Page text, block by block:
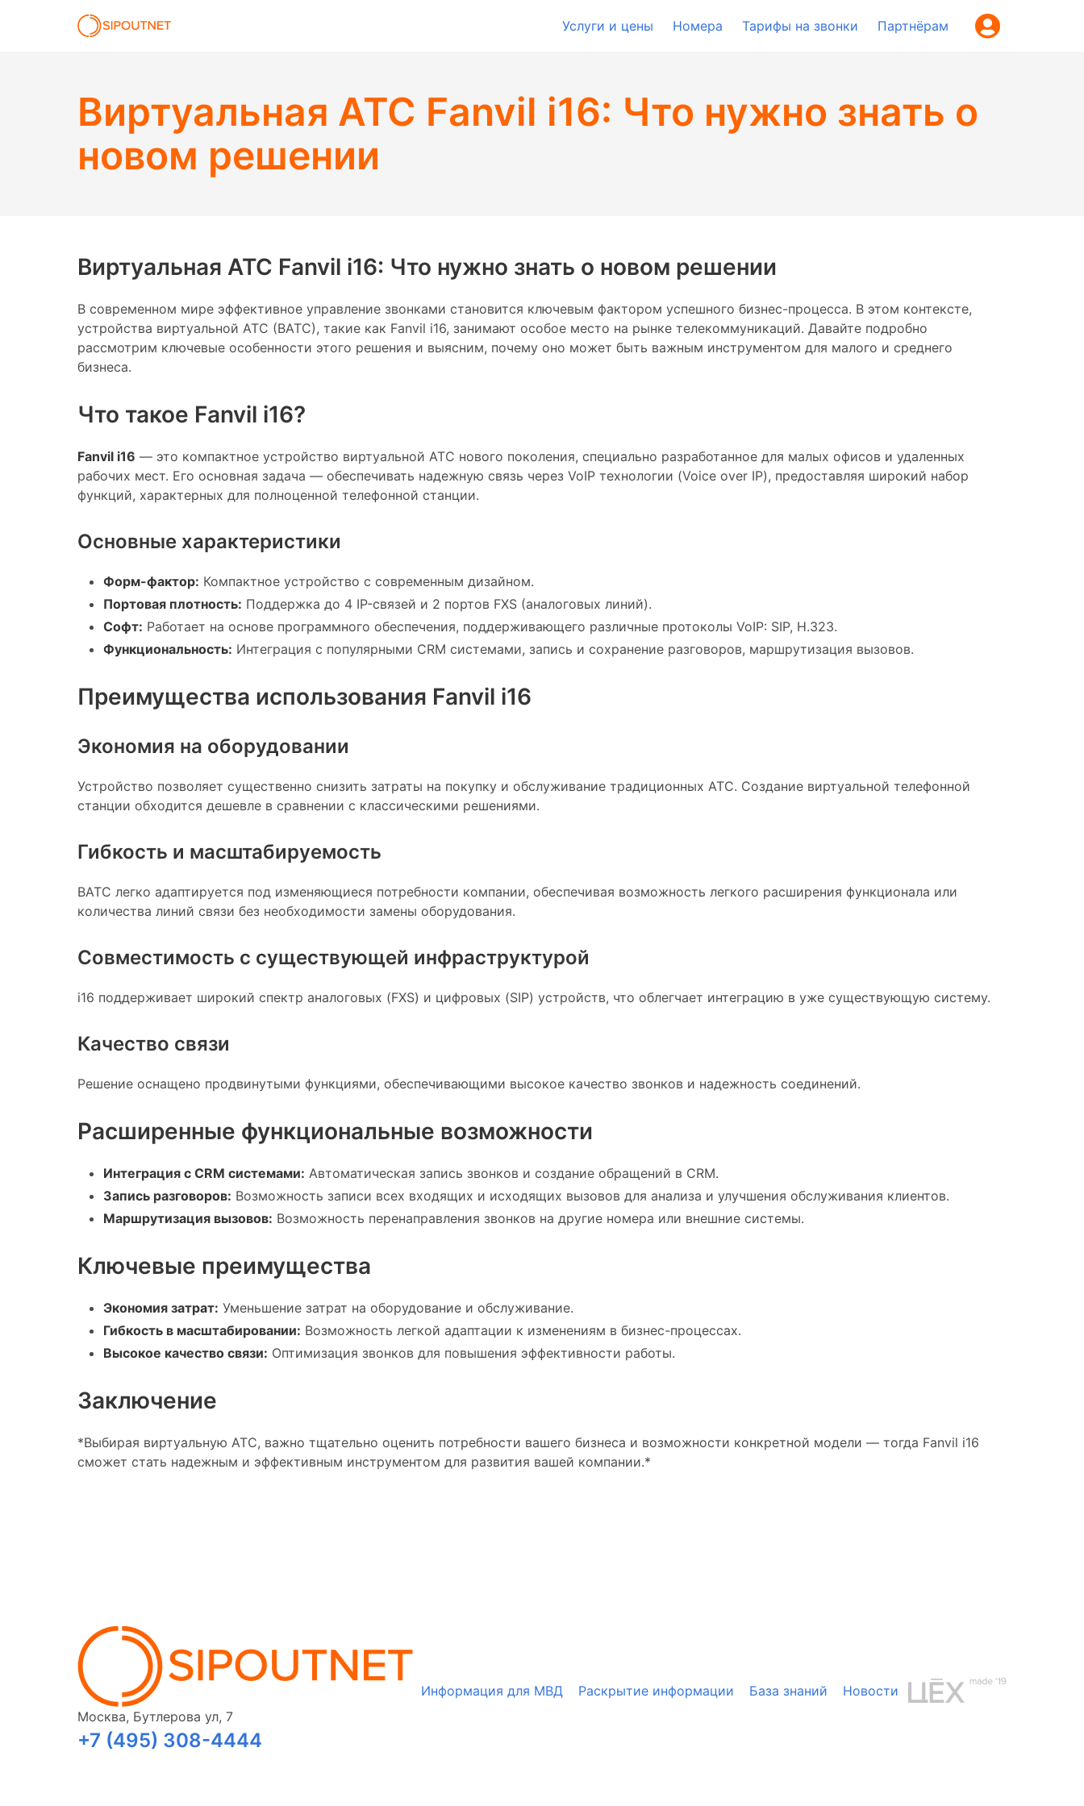
Услуги и цены Номера Тарифы на звонки Партнёрам
Виртуальная АТС Fanvil i16: Что нужно знать о
новом решении
Виртуальная АТС Fanvil i16: Что нужно знать о новом решении
В современном мире эффективное управление звонками становится ключевым фактором успешного бизнес-процесса. В этом контексте,
устройства виртуальной АТС (ВАТС), такие как Fanvil i16, занимают особое место на рынке телекоммуникаций. Давайте подробно
рассмотрим ключевые особенности этого решения и выясним, почему оно может быть важным инструментом для малого и среднего
бизнеса.
Что такое Fanvil i16?
Fanvil i16 — это компактное устройство виртуальной АТС нового поколения, специально разработанное для малых офисов и удаленных
рабочих мест. Его основная задача — обеспечивать надежную связь через VoIP технологии (Voice over IP), предоставляя широкий набор
функций, характерных для полноценной телефонной станции.
Основные характеристики
Форм-фактор: Компактное устройство с современным дизайном.
Портовая плотность: Поддержка до 4 IP-связей и 2 портов FXS (аналоговых линий).
Софт: Работает на основе программного обеспечения, поддерживающего различные протоколы VoIP: SIP, H.323.
Функциональность: Интеграция с популярными CRM системами, запись и сохранение разговоров, маршрутизация вызовов.
Преимущества использования Fanvil i16
Экономия на оборудовании
Устройство позволяет существенно снизить затраты на покупку и обслуживание традиционных АТС. Создание виртуальной телефонной
станции обходится дешевле в сравнении с классическими решениями.
Гибкость и масштабируемость
ВАТС легко адаптируется под изменяющиеся потребности компании, обеспечивая возможность легкого расширения функционала или
количества линий связи без необходимости замены оборудования.
Совместимость с существующей инфраструктурой
i16 поддерживает широкий спектр аналоговых (FXS) и цифровых (SIP) устройств, что облегчает интеграцию в уже существующую систему.
Качество связи
Решение оснащено продвинутыми функциями, обеспечивающими высокое качество звонков и надежность соединений.
Расширенные функциональные возможности
Интеграция с CRM системами: Автоматическая запись звонков и создание обращений в CRM.
Запись разговоров: Возможность записи всех входящих и исходящих вызовов для анализа и улучшения обслуживания клиентов.
Маршрутизация вызовов: Возможность перенаправления звонков на другие номера или внешние системы.
Ключевые преимущества
Экономия затрат: Уменьшение затрат на оборудование и обслуживание.
Гибкость в масштабировании: Возможность легкой адаптации к изменениям в бизнес-процессах.
Высокое качество связи: Оптимизация звонков для повышения эффективности работы.
Заключение
*Выбирая виртуальную АТС, важно тщательно оценить потребности вашего бизнеса и возможности конкретной модели — тогда Fanvil i16
сможет стать надежным и эффективным инструментом для развития вашей компании.*
Москва, Бутлерова ул, 7
+7 (495) 308-4444
Информация для МВД Раскрытие информации База знаний Новости